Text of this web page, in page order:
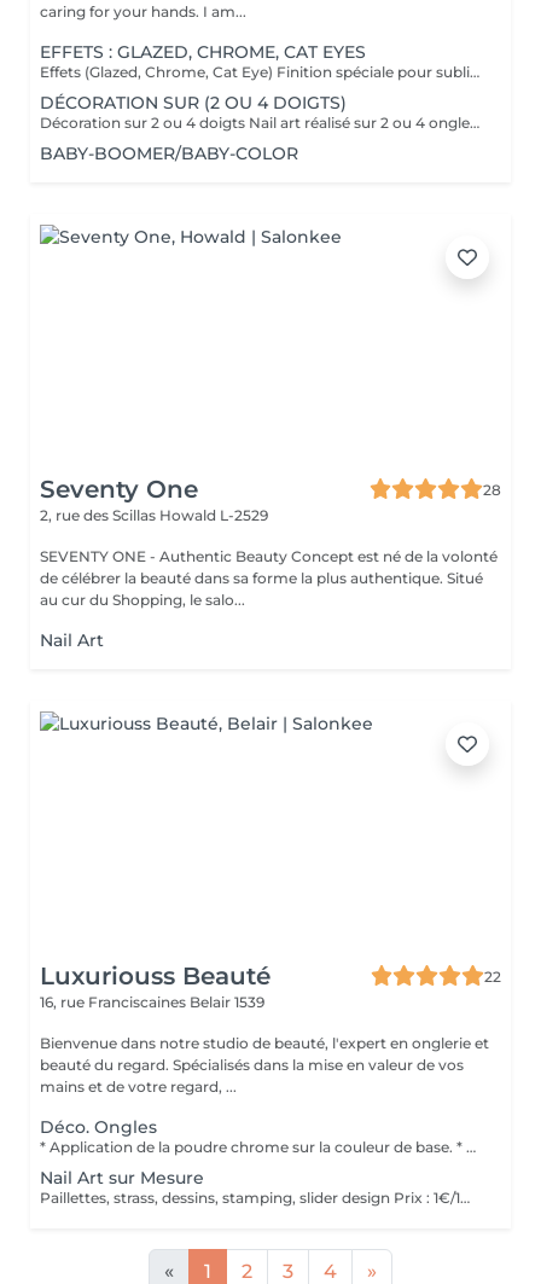
caring for your hands. I am...
EFFETS : GLAZED, CHROME, CAT EYES
Effets (Glazed, Chrome, Cat Eye) Finition spéciale pour sublimer votre pose : effet nacré, miroir ou magnétique.
DÉCORATION SUR (2 OU 4 DOIGTS)
Décoration sur 2 ou 4 doigts Nail art réalisé sur 2 ou 4 ongles pour apporter une touche d'originalité à votre pose.
BABY-BOOMER/BABY-COLOR
Seventy One
28
2, rue des Scillas Howald L-2529
SEVENTY ONE - Authentic Beauty Concept est né de la volonté
de célébrer la beauté dans sa forme la plus authentique. Situé
au cur du Shopping, le salo...
Nail Art
Luxuriouss Beauté
22
16, rue Franciscaines Belair 1539
Bienvenue dans notre studio de beauté, l'expert en onglerie et
beauté du regard. Spécialisés dans la mise en valeur de vos
mains et de votre regard, ...
Déco. Ongles
* Application de la poudre chrome sur la couleur de base. * Scellage avec un top coat pour une tenue optimale. * Finition brillante pour un effet miroir intense.
Nail Art sur Mesure
Paillettes, strass, dessins, stamping, slider design Prix : 1€/1min
« 1 2 3 4 »